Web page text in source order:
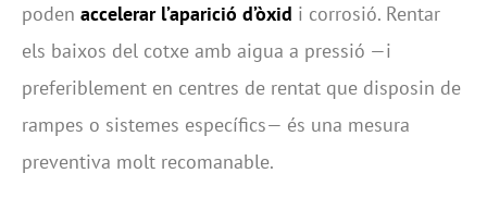
poden accelerar l’aparició d’òxid i corrosió. Rentar
els baixos del cotxe amb aigua a pressió —i
preferiblement en centres de rentat que disposin de
rampes o sistemes específics— és una mesura
preventiva molt recomanable.